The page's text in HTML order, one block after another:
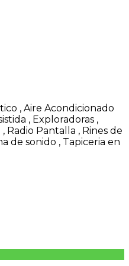
, Aire Acondicionado
, Exploradoras ,
, Radio Pantalla , Rines de
de sonido , Tapiceria en